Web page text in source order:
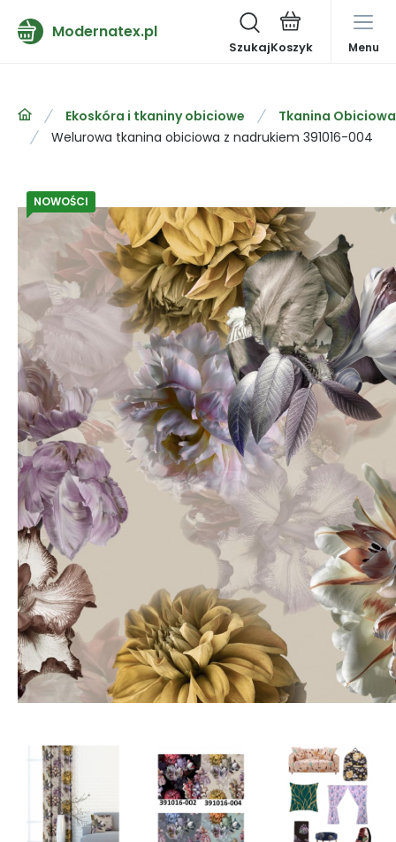
Modernatex.pl
Szukaj Menu
Ekoskóra i tkaniny obiciowe
Tkanina Obiciowa
Welurowa tkanina obiciowa z nadrukiem 391016-004
NOWOŚCI